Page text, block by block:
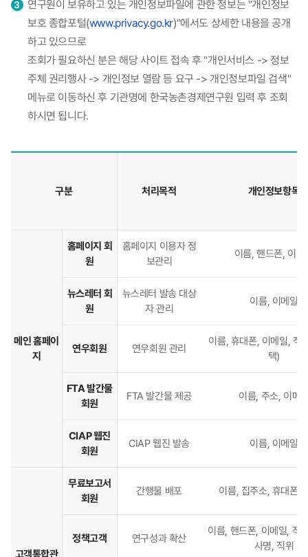
연구원이 보유하고 있는 개인정보파일에 관한 정보는 "개인정보
보호 종합포털(www.privacy.go.kr)"에서도 상세한 내용을 공개
하고 있으므로
조회가 필요하신 분은 해당 사이트 접속 후 "개인서비스 -> 정보
주체 권리행사 -> 개인정보 열람 등 요구 -> 개인정보파일 검색"
메뉴로 이동하신 후 기관명에 한국농촌경제연구원 입력 후 조회
하시면 됩니다.
연
구분 처리목적 개인정보항목
메인 홈페이
지
홈페이지 회
원
홈페이지 이용자 정
보관리
이름, 핸드폰, 이메
뉴스레터 회
원
뉴스레터 발송 대상
자 관리
이름, 이메일
연우회원 연우회원 관리
이름, 휴대폰, 이메일, 직
택)
FTA 발간물
회원
FTA 발간물 제공 이름, 주소, 이메
CIAP 웹진
회원
CIAP 웹진 발송 이름, 이메일
고객통합관
무료보고서
회원
간행물 배포 이름, 집주소, 휴대폰,
정책고객 연구성과 확산
이름, 핸드폰, 이메일, 직
사명, 직위